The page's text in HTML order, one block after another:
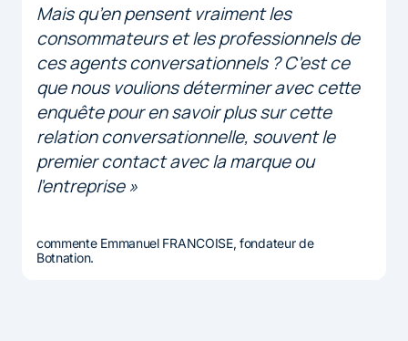
Mais qu’en pensent vraiment les
consommateurs et les professionnels de
ces agents conversationnels ? C’est ce
que nous voulions déterminer avec cette
enquête pour en savoir plus sur cette
relation conversationnelle, souvent le
premier contact avec la marque ou
l’entreprise »
commente Emmanuel FRANCOISE, fondateur de
Botnation.